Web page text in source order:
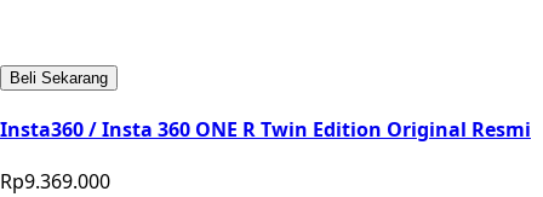
Beli Sekarang
Insta360 / Insta 360 ONE R Twin Edition Original Resmi
Rp9.369.000